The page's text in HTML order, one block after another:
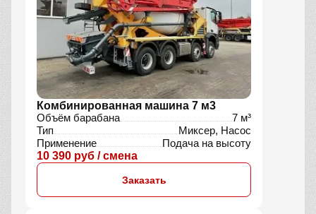
Комбинированная машина 7 м3
Объём барабана
7 м³
Тип
Миксер, Насос
Применение
Подача на высоту
10 390 руб / смена
Заказать